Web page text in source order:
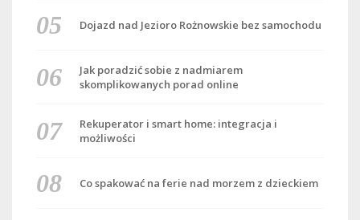
Dojazd nad Jezioro Rożnowskie bez samochodu
Jak poradzić sobie z nadmiarem
skomplikowanych porad online
Rekuperator i smart home: integracja i
możliwości
Co spakować na ferie nad morzem z dzieckiem